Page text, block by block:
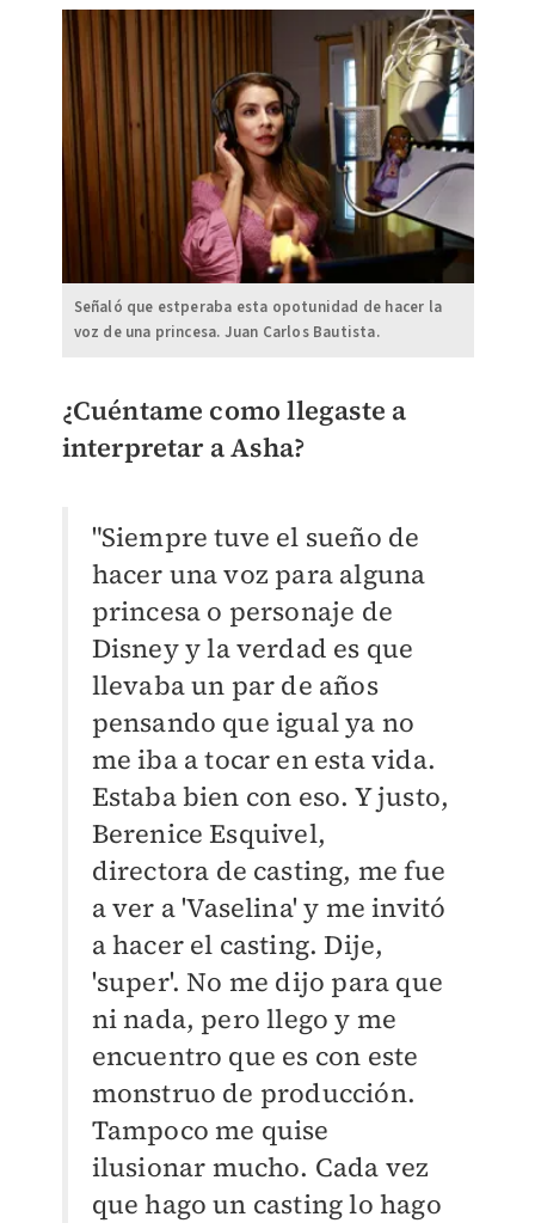
Señaló que estperaba esta opotunidad de hacer la
voz de una princesa. Juan Carlos Bautista.
¿Cuéntame como llegaste a
interpretar a Asha?
"Siempre tuve el sueño de
hacer una voz para alguna
princesa o personaje de
Disney y la verdad es que
llevaba un par de años
pensando que igual ya no
me iba a tocar en esta vida.
Estaba bien con eso. Y justo,
Berenice Esquivel,
directora de casting, me fue
a ver a 'Vaselina' y me invitó
a hacer el casting. Dije,
'super'. No me dijo para que
ni nada, pero llego y me
encuentro que es con este
monstruo de producción.
Tampoco me quise
ilusionar mucho. Cada vez
que hago un casting lo hago